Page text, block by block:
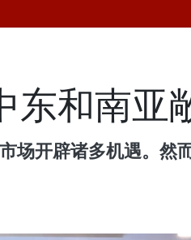
东和南亚
场开辟诸多机遇。然